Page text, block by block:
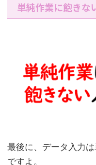
単純作業に飽きな
最後に、データ入力
ですよ。